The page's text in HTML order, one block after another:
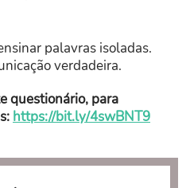
palavras isoladas.
verdadeira.
questionário, para
https://bit.ly/4swBNT9